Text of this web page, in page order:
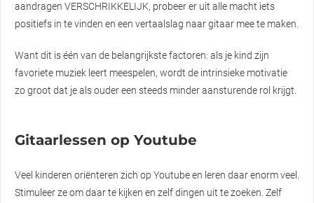
aandragen VERSCHRIKKELIJK, probeer er uit alle macht iets
positiefs in te vinden en een vertaalslag naar gitaar mee te maken.
Want dit is één van de belangrijkste factoren: als je kind zijn
favoriete muziek leert meespelen, wordt de intrinsieke motivatie
zo groot dat je als ouder een steeds minder aansturende rol krijgt.
Gitaarlessen op Youtube
Veel kinderen oriënteren zich op Youtube en leren daar enorm veel.
Stimuleer ze om daar te kijken en zelf dingen uit te zoeken. Zelf